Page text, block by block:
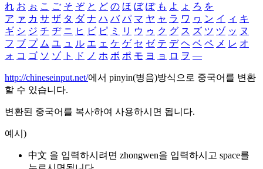
れ お ぉ こ ご そ ぞ と ど の ほ ぼ ぽ も よ ょ ろ を
ア ァ カ サ ザ タ ダ ナ ハ バ パ マ ヤ ャ ラ ワ ヮ ン イ ィ キ
ギ シ ジ チ ヂ ニ ヒ ビ ピ ミ リ ウ ゥ ク グ ス ズ ツ ヅ ッ ヌ
フ ブ プ ム ユ ュ ル エ ェ ケ ゲ セ ゼ テ デ ヘ ベ ペ メ レ オ
ォ コ ゴ ソ ゾ ト ド ノ ホ ボ ポ モ ヨ ョ ロ ヲ ―
http://chineseinput.net/에서 pinyin(병음)방식으로 중국어를 변환
할 수 있습니다.
변환된 중국어를 복사하여 사용하시면 됩니다.
예시)
中文 을 입력하시려면 zhongwen을 입력하시고 space를